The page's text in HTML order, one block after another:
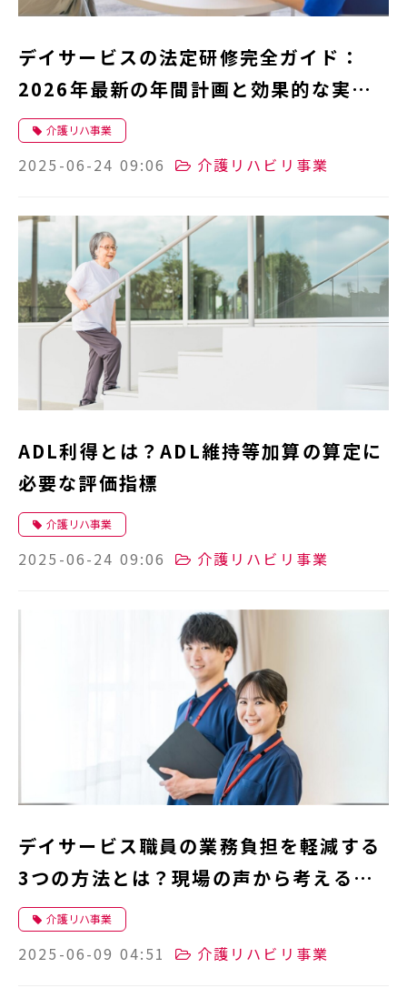
デイサービスの法定研修完全ガイド：
2026年最新の年間計画と効果的な実施
方法介護リハ事業
2025-06-24 09:06 介護リハビリ事業
ADL利得とは？ADL維持等加算の算定に
必要な評価指標
介護リハ事業
2025-06-24 09:06 介護リハビリ事業
デイサービス職員の業務負担を軽減する
3つの方法とは？現場の声から考える改
善策介護リハ事業
2025-06-09 04:51 介護リハビリ事業